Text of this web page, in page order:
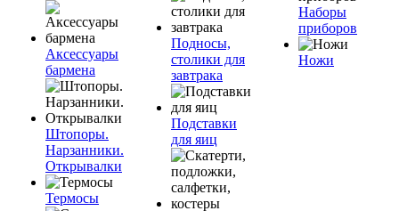
Аксессуары
бармена
Штопоры.
Нарзанники.
Открывалки
Термосы
Подносы,
столики для
завтрака
Подставки
для яиц
Наборы
приборов
Ножи